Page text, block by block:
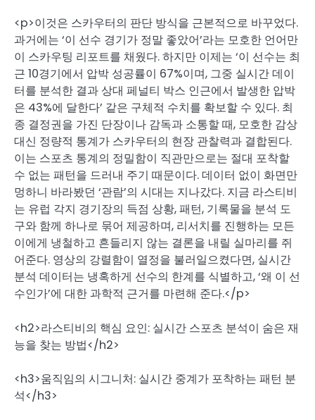
<p>이것은 스카우터의 판단 방식을 근본적으로 바꾸었다.
과거에는 ‘이 선수 경기가 정말 좋았어’라는 모호한 언어만
이 스카우팅 리포트를 채웠다. 하지만 이제는 ‘이 선수는 최
근 10경기에서 압박 성공률이 67%이며, 그중 실시간 데이
터를 분석한 결과 상대 페널티 박스 인근에서 발생한 압박
은 43%에 달한다’ 같은 구체적 수치를 확보할 수 있다. 최
종 결정권을 가진 단장이나 감독과 소통할 때, 모호한 감상
대신 정량적 통계가 스카우터의 현장 관찰력과 결합된다.
이는 스포츠 통계의 정밀함이 직관만으로는 절대 포착할
수 없는 패턴을 드러내 주기 때문이다. 데이터 없이 화면만
멍하니 바라봤던 ‘관람’의 시대는 지나갔다. 지금 라스티비
는 유럽 각지 경기장의 득점 상황, 패턴, 기록물을 분석 도
구와 함께 하나로 묶어 제공하며, 리서치를 진행하는 모든
이에게 냉철하고 흔들리지 않는 결론을 내릴 실마리를 쥐
어준다. 영상의 강렬함이 열정을 불러일으켰다면, 실시간
분석 데이터는 냉혹하게 선수의 한계를 식별하고, ‘왜 이 선
수인가’에 대한 과학적 근거를 마련해 준다.</p>
<h2>라스티비의 핵심 요인: 실시간 스포츠 분석이 숨은 재
능을 찾는 방법</h2>
<h3>움직임의 시그니처: 실시간 중계가 포착하는 패턴 분
석</h3>